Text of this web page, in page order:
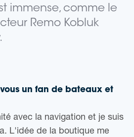
immense, comme le
Remo Kobluk
vous un fan de bateaux et
avec la navigation et je suis
L'idée de la boutique me